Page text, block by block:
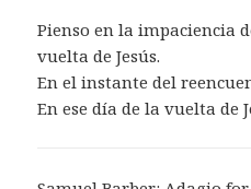
Pienso en la impaciencia
vuelta de Jesús.
En el instante del
En ese día de la vuelta de